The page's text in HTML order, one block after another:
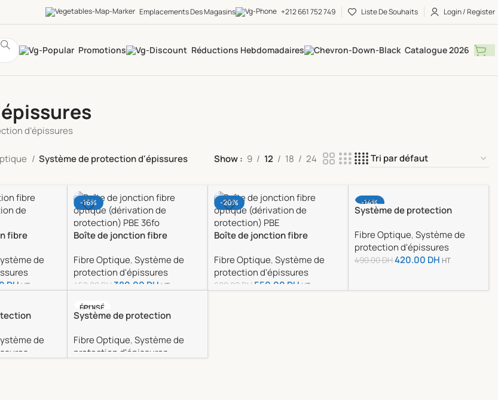
Emplacements Des Magasins +212 661 752 749 Liste De Souhaits Login / Register
Promotions Réductions Hebdomadaires Catalogue 2026
d’épissures
Système de protection d'épissures Show 9 12 18 24
fibre
de
DH HT
-16%
Boîte de jonction fibre
protection) PBE 36FO
Fibre Optique,Système de
protection d'épissures
450.00 DH 380.00 DH HT
Ajouter Au Panier
-20%
Boîte de jonction fibre
protection) PBE 72FO
Fibre Optique,Système de
protection d'épissures
690.00 DH 550.00 DH HT
-14%
Système de protection
Fibre Optique,Système de
protection d'épissures
490.00DH420.00 DH HT
de
ÉPUISÉ
Système de protection
Fibre Optique,Système de
protection d'épissures